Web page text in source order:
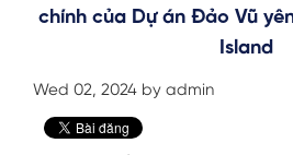
chính của Dự án Đảo Vũ
Island
Wed 02, 2024 by admin